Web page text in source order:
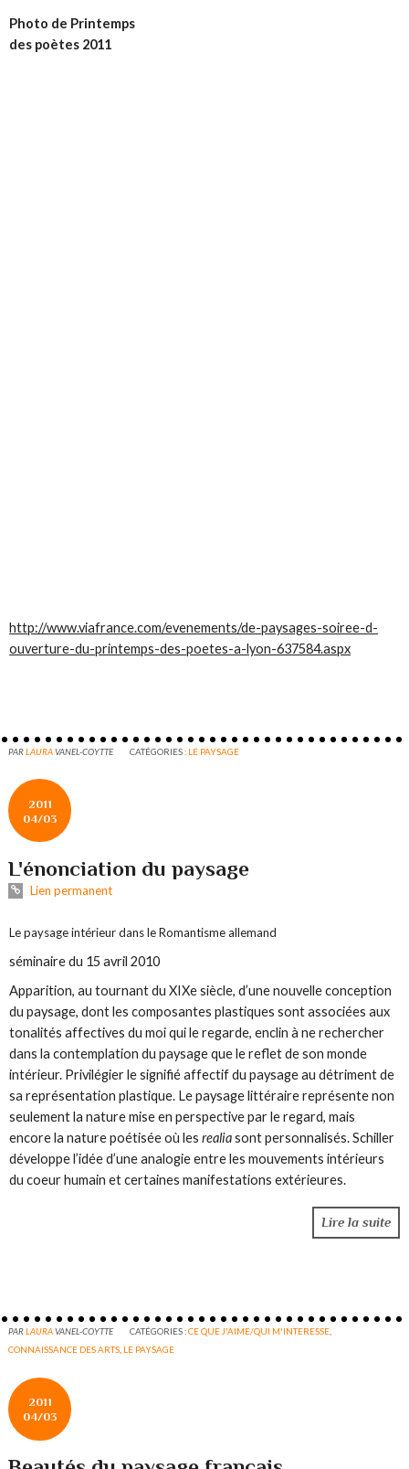
Photo de Printemps
des poètes 2011
http://www.viafrance.com/evenements/de-paysages-soiree-d-
ouverture-du-printemps-des-poetes-a-lyon-637584.aspx
PARLAURAVANEL-COYTTE CATÉGORIES : LE PAYSAGE
2011
04/03
L'énonciation du paysage
Lien permanent
Le paysage intérieur dans le Romantisme allemand
séminaire du 15 avril 2010
Apparition, au tournant du XIXe siècle, d’une nouvelle conception
du paysage, dont les composantes plastiques sont associées aux
tonalités affectives du moi qui le regarde, enclin à ne rechercher
dans la contemplation du paysage que le reflet de son monde
intérieur. Privilégier le signifié affectif du paysage au détriment de
sa représentation plastique. Le paysage littéraire représente non
seulement la nature mise en perspective par le regard, mais
encore la nature poétisée où lesrealiasont personnalisés. Schiller
développe l’idée d’une analogie entre les mouvements intérieurs
du coeur humain et certaines manifestations extérieures.
Lire la suite
PARLAURAVANEL-COYTTE CATÉGORIES :CE QUE J'AIME/QUI M'INTERESSE
CONNAISSANCE DES ARTS LE PAYSAGE
2011
04/03